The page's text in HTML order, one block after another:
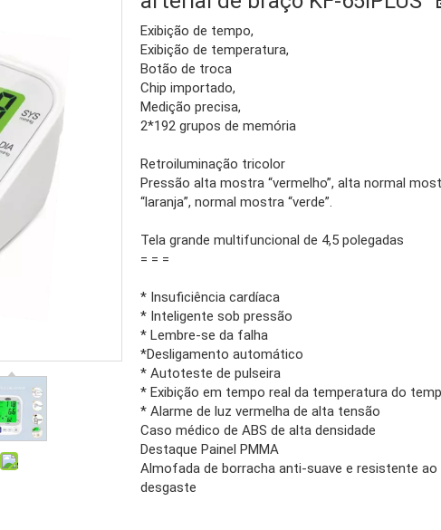
Exibição de tempo,
Exibição de temperatura,
Botão de troca
Chip importado,
Medição precisa,
2*192 grupos de memória
Retroiluminação tricolor
Pressão alta mostra “vermelho”, alta normal
“laranja”, normal mostra “verde”.
Tela grande multifuncional de 4,5 polegadas
= = =
* Insuficiência cardíaca
* Inteligente sob pressão
* Lembre-se da falha
*Desligamento automático
* Autoteste de pulseira
* Exibição em tempo real da temperatura do
* Alarme de luz vermelha de alta tensão
Caso médico de ABS de alta densidade
Destaque Painel PMMA
Almofada de borracha anti-suave e resistente ao
desgaste